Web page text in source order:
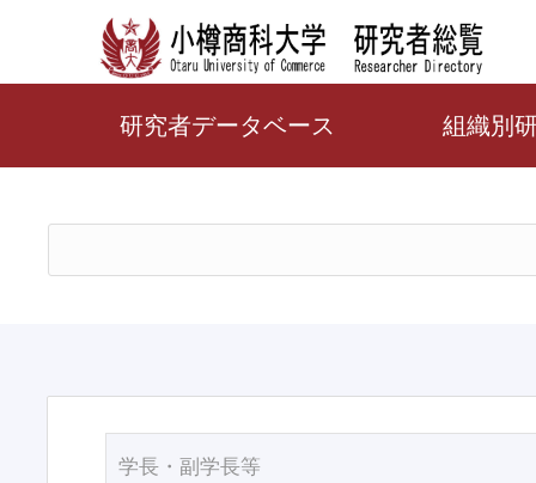
研究者データベース 組織別
学長・副学長等